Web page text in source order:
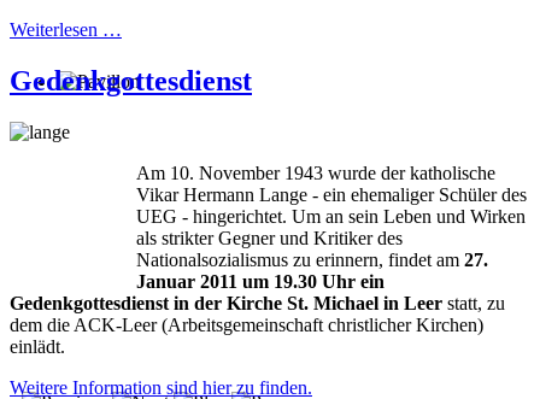
Weiterlesen …
Gedenkgottesdienst
Am 10. November 1943 wurde der katholische
Vikar Hermann Lange - ein ehemaliger Schüler des
UEG - hingerichtet. Um an sein Leben und Wirken
als strikter Gegner und Kritiker des
Nationalsozialismus zu erinnern, findet am 27.
Januar 2011 um 19.30 Uhr ein
Gedenkgottesdienst in der Kirche St. Michael in Leer statt, zu
dem die ACK-Leer (Arbeitsgemeinschaft christlicher Kirchen)
einlädt.
Weitere Information sind hier zu finden.